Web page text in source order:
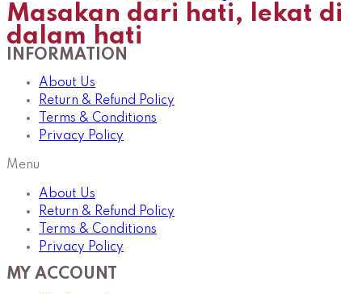
Masakan dari hati, lekat di
dalam hati
INFORMATION
About Us
Return & Refund Policy
Terms & Conditions
Privacy Policy
Menu
About Us
Return & Refund Policy
Terms & Conditions
Privacy Policy
MY ACCOUNT